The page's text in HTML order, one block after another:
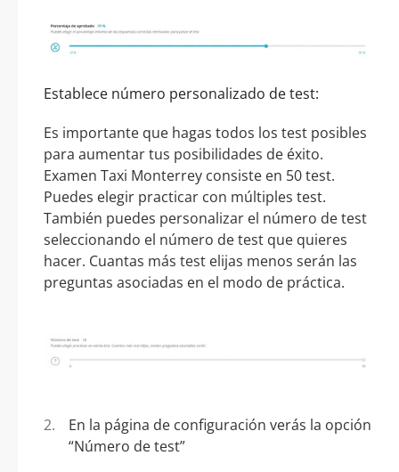
Establece número personalizado de test:
Es importante que hagas todos los test posibles
para aumentar tus posibilidades de éxito.
Examen Taxi Monterrey consiste en 50 test.
Puedes elegir practicar con múltiples test.
También puedes personalizar el número de test
seleccionando el número de test que quieres
hacer. Cuantas más test elijas menos serán las
preguntas asociadas en el modo de práctica.
En la página de configuración verás la opción
“Número de test”